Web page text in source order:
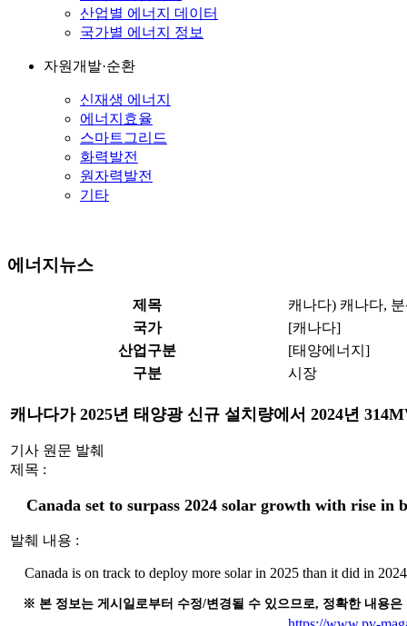
산업별 에너지 데이터
국가별 에너지 정보
자원개발·순환
신재생 에너지
에너지효율
스마트그리드
화력발전
원자력발전
기타
에너지뉴스
제목
캐나다) 캐나다,
국가
[캐나다]
산업구분
[태양에너지]
구분
시장
캐나다가 2025년 태양광 신규 설치량에서 2024년
기사 원문 발췌
제목 :
Canada set to surpass 2024 solar growth with rise in
발췌 내용 :
Canada is on track to deploy more solar in 2025 than it did in
※ 본 정보는 게시일로부터 수정/변경될 수 있으므로, 정확한 내용